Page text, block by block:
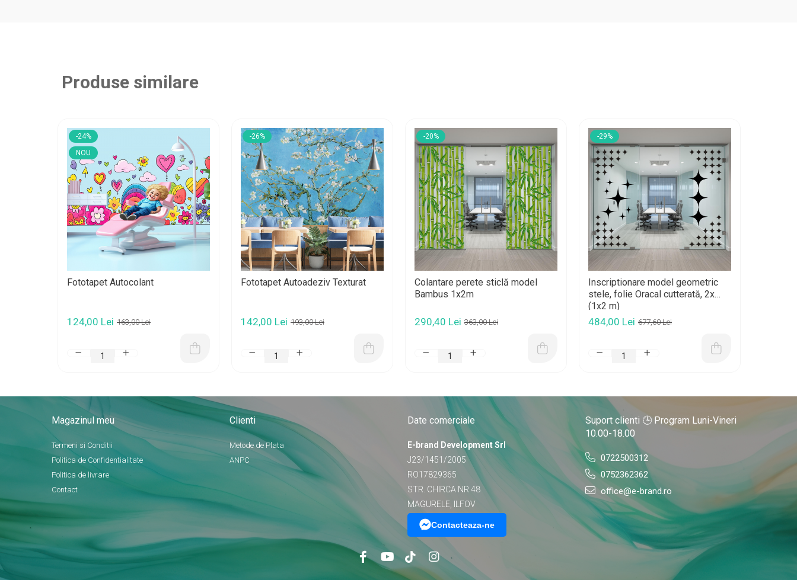
Produse similare
-24%
NOU
Fototapet Autocolant
163,00 Lei
124,00 Lei
-26%
Fototapet Autoadeziv Texturat
193,00 Lei
142,00 Lei
-20%
Colantare perete sticlă model
Bambus 1x2m
363,00 Lei
290,40 Lei
-29%
Inscriptionare model geometric
stele, folie Oracal cutterată, 2x
(1x2 m)
677,60 Lei
484,00 Lei
Magazinul meu
Termeni si Conditii
Politica de Confidentialitate
Politica de livrare
Contact
Clienti
Metode de Plata
ANPC
Date comerciale
E-brand Development Srl
J23/1451/2005
RO17829365
STR. CHIRCA NR 48
MAGURELE, ILFOV
Contacteaza-ne
Suport clienti 🕒 Program Luni-Vineri
10.00-18.00
0722500312
0752362362
office@e-brand.ro